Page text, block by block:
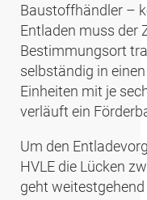
Baustoffhändler –
Entladen muss der
Bestimmungsort
selbständig in
Einheiten mit je
verläuft ein
Um den
HVLE die Lücken
geht